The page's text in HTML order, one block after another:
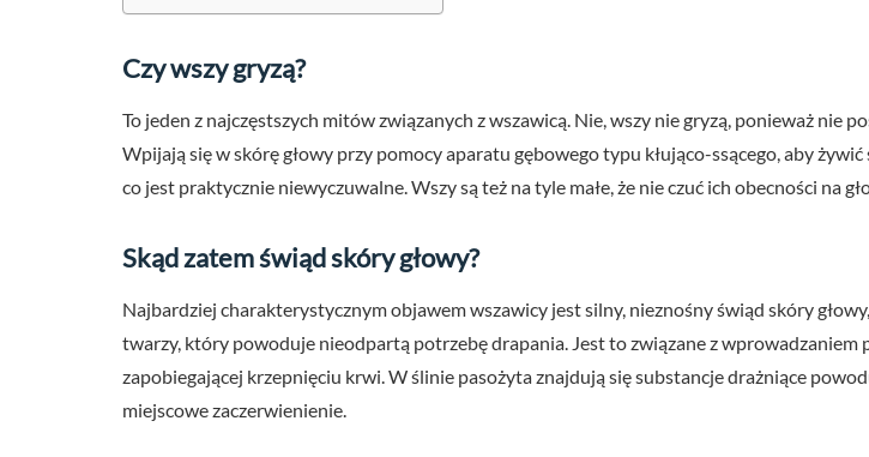
Czy wszy gryzą?
To jeden z najczęstszych mitów związanych z wszawicą. Nie, wszy nie gryzą, ponieważ nie
Wpijają się w skórę głowy przy pomocy aparatu gębowego typu kłująco-ssącego, aby żywić
co jest praktycznie niewyczuwalne. Wszy są też na tyle małe, że nie czuć ich obecności na
Skąd zatem świąd skóry głowy?
Najbardziej charakterystycznym objawem wszawicy jest silny, nieznośny świąd skóry
twarzy, który powoduje nieodpartą potrzebę drapania. Jest to związane z wprowadzaniem
zapobiegającej krzepnięciu krwi. W ślinie pasożyta znajdują się substancje drażniące
miejscowe zaczerwienienie.